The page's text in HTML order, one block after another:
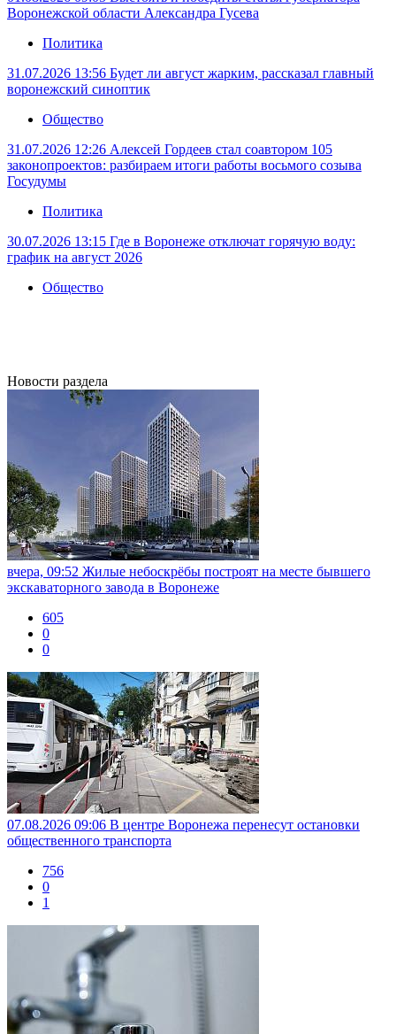
Воронежской области Александра Гусева
Политика
31.07.2026 13:56 Будет ли август жарким, рассказал главный
воронежский синоптик
Общество
31.07.2026 12:26 Алексей Гордеев стал соавтором 105
законопроектов: разбираем итоги работы восьмого созыва
Госудумы
Политика
30.07.2026 13:15 Где в Воронеже отключат горячую воду:
график на август 2026
Общество
Новости раздела
вчера, 09:52 Жилые небоскрёбы построят на месте бывшего
экскаваторного завода в Воронеже
605
0
0
07.08.2026 09:06 В центре Воронежа перенесут остановки
общественного транспорта
756
0
1